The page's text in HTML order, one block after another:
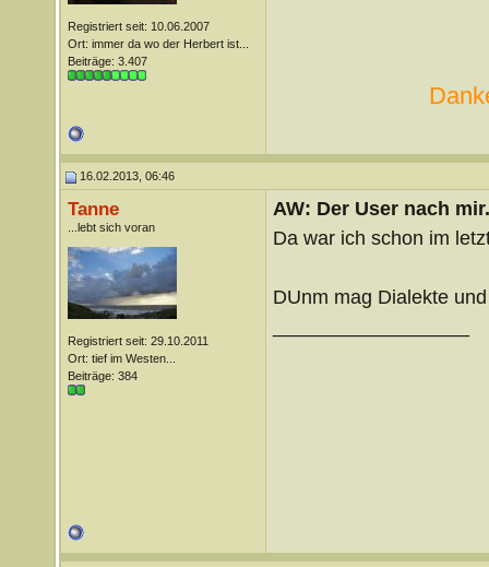
Registriert seit: 10.06.2007
Ort: immer da wo der Herbert ist...
Beiträge: 3.407
16.02.2013, 06:46
Tanne
...lebt sich voran
Registriert seit: 29.10.2011
Ort: tief im Westen...
Beiträge: 384
AW: Der User nach
Da war ich schon im
DUnm mag Dialekte